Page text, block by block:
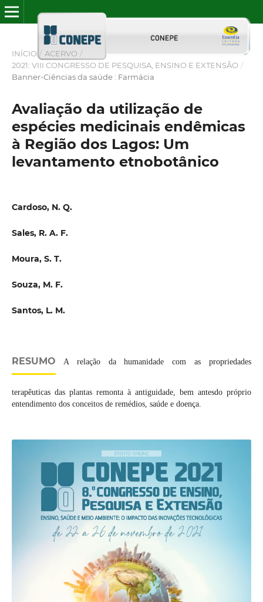
INÍCIO / ACERVO /
2021: VIII CONGRESSO DE PESQUISA, ENSINO E EXTENSÃO /
Banner-Ciências da saúde : Farmácia
Avaliação da utilização de
espécies medicinais endêmicas
à Região dos Lagos: Um
levantamento etnobotânico
Cardoso, N. Q.
Sales, R. A. F.
Moura, S. T.
Souza, M. F.
Santos, L. M.
RESUMO A relação da humanidade com as propriedades
terapêuticas das plantas remonta à antiguidade, bem antesdo próprio
entendimento dos conceitos de remédios, saúde e doença.